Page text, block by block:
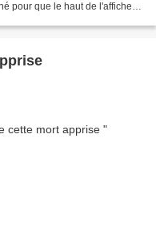
pour que le haut de l'affiche